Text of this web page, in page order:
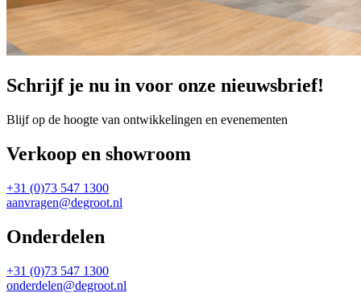
Schrijf je nu in voor onze nieuwsbrief!
Blijf op de hoogte van ontwikkelingen en evenementen
Verkoop en showroom
+31 (0)73 547 1300
aanvragen@degroot.nl
Onderdelen
+31 (0)73 547 1300
onderdelen@degroot.nl